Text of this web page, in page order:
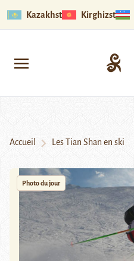
Kazakhstan Kirghizstan
Accueil Les Tian Shan en ski
Photo du jour